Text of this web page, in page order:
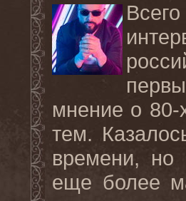
мнение о 80-
тем.
времени,
еще более